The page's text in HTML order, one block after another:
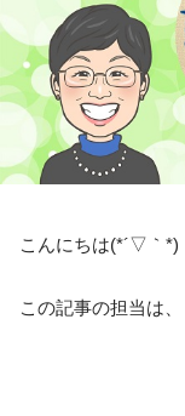
こんにちは(*´▽｀*)
この記事の担当は、